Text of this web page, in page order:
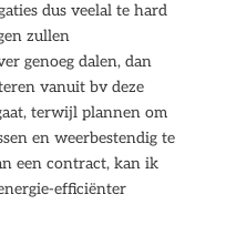
dus veelal te hard
zullen
genoeg dalen, dan
vanuit bv deze
terwijl plannen om
en weerbestendig te
een contract, kan ik
efficiënter